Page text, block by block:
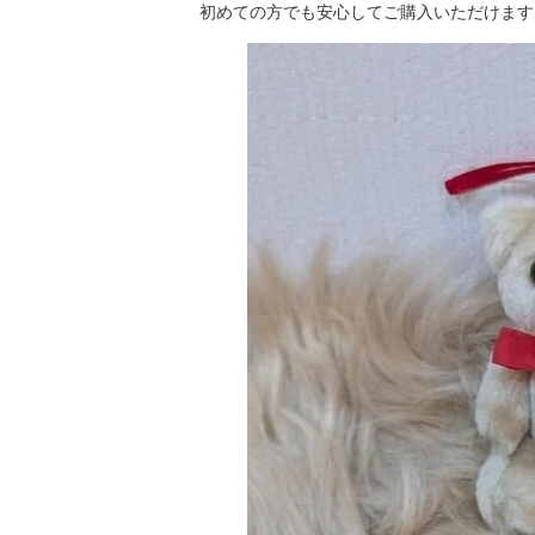
初めての方でも安心してご購入いただけま